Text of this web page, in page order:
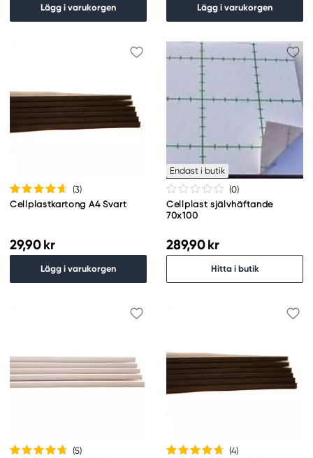
Lägg i varukorgen Lägg i varukorgen
(3)
Cellplastkartong A4 Svart
29,90 kr
Lägg i varukorgen
Endast i butik
(0)
Cellplast självhäftande
70x100
289,90 kr
Hitta i butik
(5)
(4)